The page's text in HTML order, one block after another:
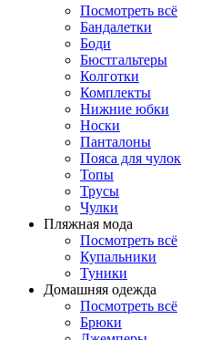
Посмотреть всё
Бандалетки
Боди
Бюстгальтеры
Колготки
Комплекты
Нижние юбки
Носки
Панталоны
Поясa для чулок
Топы
Трусы
Чулки
Пляжная мода
Посмотреть всё
Купальники
Туники
Домашняя одежда
Посмотреть всё
Брюки